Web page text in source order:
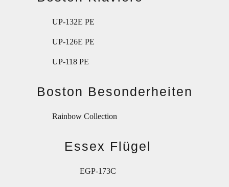
UP-132E PE
UP-126E PE
UP-118 PE
Boston Besonderheiten
Rainbow Collection
Essex Flügel
EGP-173C